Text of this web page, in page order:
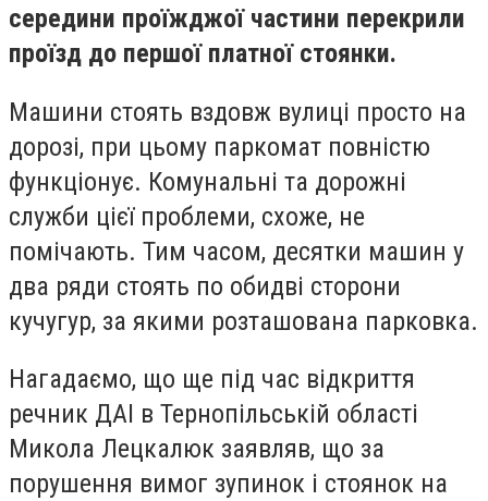
середини проїжджої частини перекрили
проїзд до першої платної стоянки.
Машини стоять вздовж вулиці просто на
дорозі, при цьому паркомат повністю
функціонує. Комунальні та дорожні
служби цієї проблеми, схоже, не
помічають. Тим часом, десятки машин у
два ряди стоять по обидві сторони
кучугур, за якими розташована парковка.
Нагадаємо, що ще під час відкриття
речник ДАІ в Тернопільській області
Микола Лецкалюк заявляв, що за
порушення вимог зупинок і стоянок на